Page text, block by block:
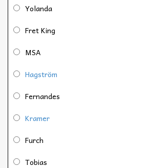
Yolanda
Fret King
MSA
Hagström
Fernandes
Kramer
Furch
Tobias